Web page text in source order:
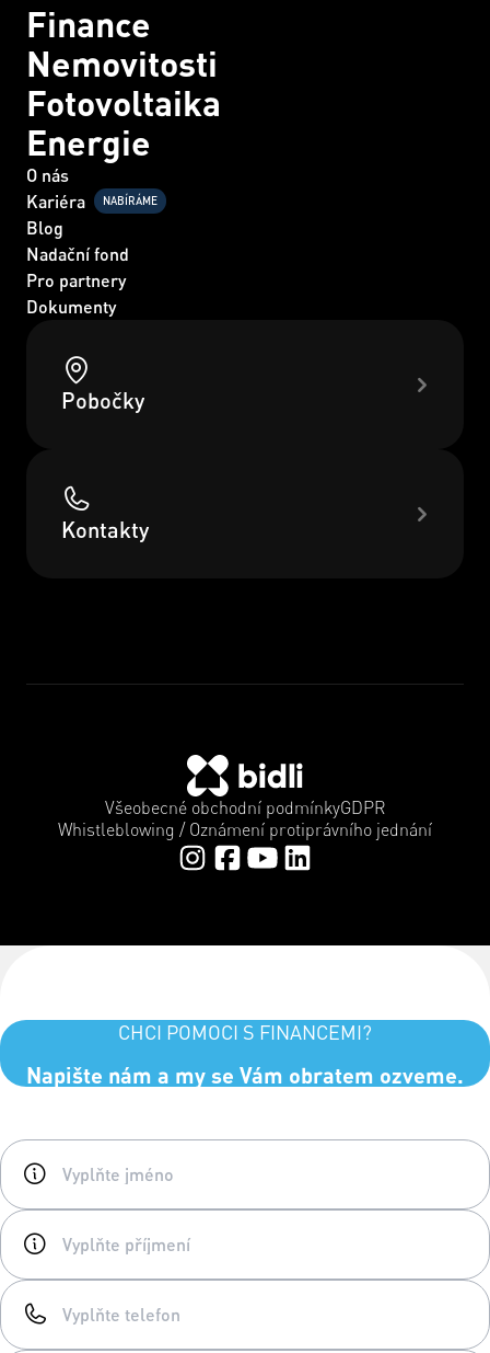
Finance
Nemovitosti
Fotovoltaika
Energie
O nás
Kariéra
NABÍRÁME
Blog
Nadační fond
Pro partnery
Dokumenty
Pobočky
Kontakty
Všeobecné obchodní podmínkyGDPR
Whistleblowing / Oznámení protiprávního jednání
CHCI POMOCI S FINANCEMI?
Napište nám a my se Vám obratem ozveme.